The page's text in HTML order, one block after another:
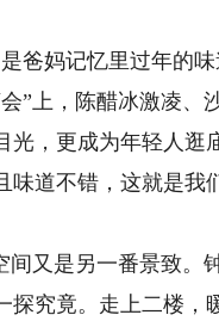
妈记忆里过年的味
”上，陈醋冰激凌
光，更成为年轻人
道不错，这就是我
又是另一番景致。
探究竟。走上二楼